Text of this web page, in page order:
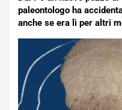
paleontologo ha
anche se era lì per altri